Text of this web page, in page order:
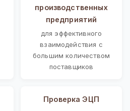
производственных
предприятий
для эффективного
взаимодействия с
большим количеством
поставщиков
Проверка ЭЦП